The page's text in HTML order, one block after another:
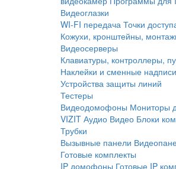
Видеоглазки
WI-FI передача Точки
Кожухи, кронштейны,
Видеосерверы
Клавиатуры, контроллеры,
Наклейки и сменные надписи
Устройства защиты линий
Тестеры
Видеодомофоны Мониторы
VIZIT Аудио Видео Блоки
Трубки
Вызывные панели
Готовые комплекты
IP домофоны Готовые IP